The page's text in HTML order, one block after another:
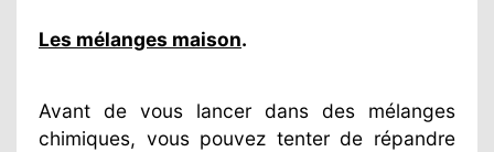
Les mélanges maison.
Avant de vous lancer dans des mélanges
chimiques, vous pouvez tenter de répandre